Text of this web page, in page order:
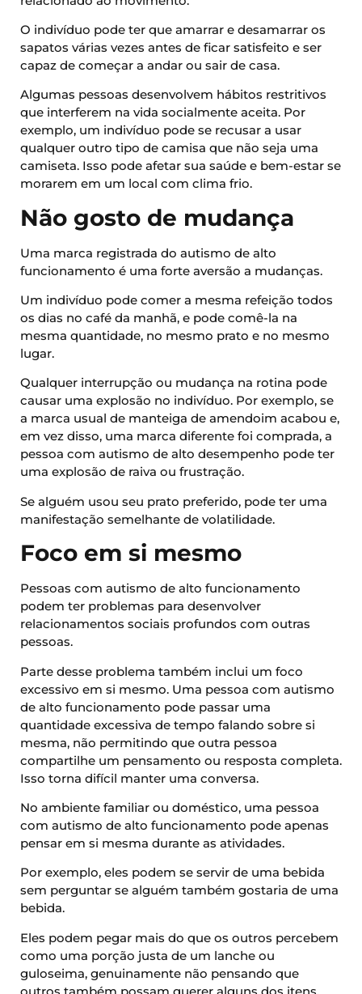
O indivíduo pode ter que amarrar e desamarrar os
sapatos várias vezes antes de ficar satisfeito e ser
capaz de começar a andar ou sair de casa.
Algumas pessoas desenvolvem hábitos restritivos
que interferem na vida socialmente aceita. Por
exemplo, um indivíduo pode se recusar a usar
qualquer outro tipo de camisa que não seja uma
camiseta. Isso pode afetar sua saúde e bem-estar se
morarem em um local com clima frio.
Não gosto de mudança
Uma marca registrada do autismo de alto
funcionamento é uma forte aversão a mudanças.
Um indivíduo pode comer a mesma refeição todos
os dias no café da manhã, e pode comê-la na
mesma quantidade, no mesmo prato e no mesmo
lugar.
Qualquer interrupção ou mudança na rotina pode
causar uma explosão no indivíduo. Por exemplo, se
a marca usual de manteiga de amendoim acabou e,
em vez disso, uma marca diferente foi comprada, a
pessoa com autismo de alto desempenho pode ter
uma explosão de raiva ou frustração.
Se alguém usou seu prato preferido, pode ter uma
manifestação semelhante de volatilidade.
Foco em si mesmo
Pessoas com autismo de alto funcionamento
podem ter problemas para desenvolver
relacionamentos sociais profundos com outras
pessoas.
Parte desse problema também inclui um foco
excessivo em si mesmo. Uma pessoa com autismo
de alto funcionamento pode passar uma
quantidade excessiva de tempo falando sobre si
mesma, não permitindo que outra pessoa
compartilhe um pensamento ou resposta completa.
Isso torna difícil manter uma conversa.
No ambiente familiar ou doméstico, uma pessoa
com autismo de alto funcionamento pode apenas
pensar em si mesma durante as atividades.
Por exemplo, eles podem se servir de uma bebida
sem perguntar se alguém também gostaria de uma
bebida.
Eles podem pegar mais do que os outros percebem
como uma porção justa de um lanche ou
guloseima, genuinamente não pensando que